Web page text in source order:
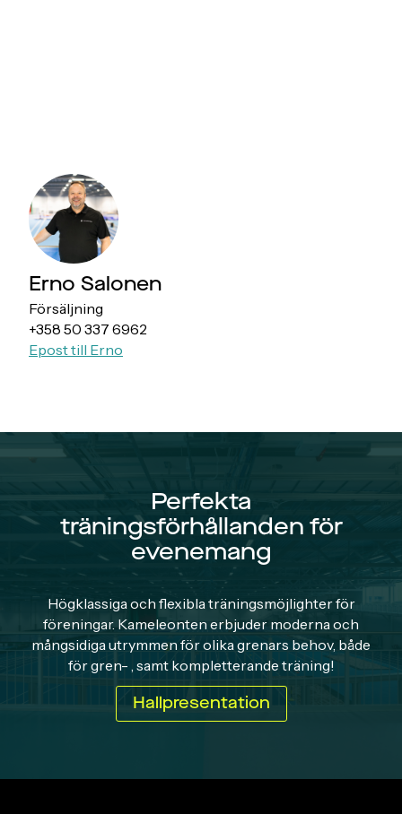
Erno Salonen
Försäljning
+358 50 337 6962
Epost till Erno
Perfekta
träningsförhållanden för
evenemang
Högklassiga och flexibla träningsmöjlighter för
föreningar. Kameleonten erbjuder moderna och
mångsidiga utrymmen för olika grenars behov, både
för gren- , samt kompletterande träning!
Hallpresentation